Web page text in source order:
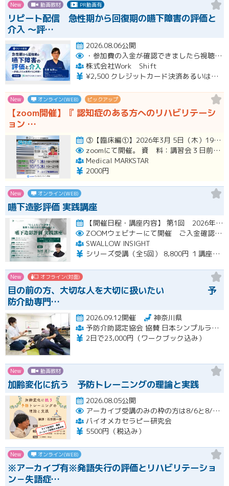
New 動画教材 PR動画有
リピート配信 急性期から回復期の嚥下障害の評価と
介入 〜評…
2026.08.06公開
・参加費の入金が確認できましたら視聴用URLとパスワードおよび資料をお申込みいただきましたメールアドレスに送付します。
株式会社Work Shift
¥2,500 クレジットカード決済あるいは銀行振込となります。
New オンライン(WEB) ピックアップ
【zoom開催】『 認知症のある方へのリハビリテーシ
ョン …
③【臨床編①】2026年3月 5日（木）19:00〜21:00（アーカイブ配信１ヶ月間） ④【臨床編②】2026年…開催
zoomにて開催。
資 料：講習会３日前までに、PDFデータまたはGoogleドライブにてお送りいたします。
Medical MARKSTAR
2000円
New オンライン(WEB)
嚥下造影評価 実践講座
【開催日程・講座内容】 第1回 2026年10月31日（土）19：00～20：30（見逃し配信視聴期間：2026…開催
ZOOMウェビナーにて開催 ご入金確認後メールにてURLをお知らせいたします
SWALLOW INSIGHT
シリーズ受講（全5回） 8,800円 １講座ごと 2,200円
New オフライン(対面)
目の前の方、大切な人を大切に扱いたい 予
防介助専門…
2026.09.12開催
神奈川県
予防介助認定協会 協賛 日本シンプルラーニング協会 楽な動きの学習会
2日で23,000円（ワークブック込み）
New 動画教材
加齢変化に抗う 予防トレーニングの理論と実践
2026.08.05公開
アーカイブ受講のみの枠の方は8/6と8/20におこなわれる配信終了後に視聴URLをお送りします。
バイオメカセラピー研究会
5500円（税込み）
New オンライン(WEB)
※アーカイブ有※発語失行の評価とリハビリテーショ
ン－失語症…